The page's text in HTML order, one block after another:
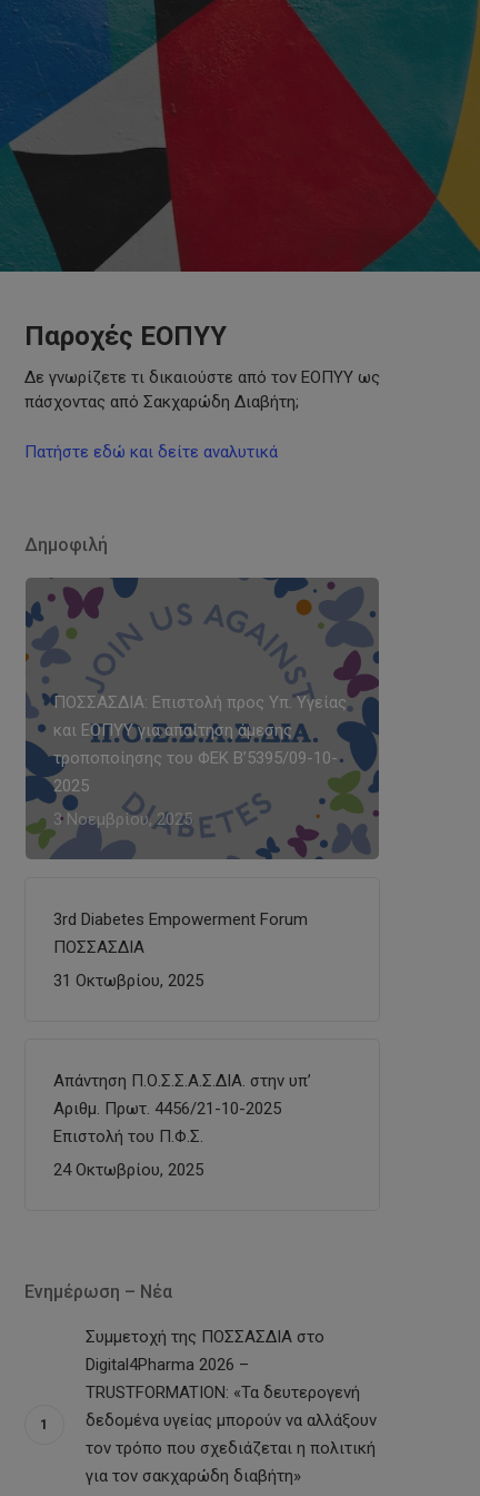
Παροχές ΕΟΠΥΥ
Δε γνωρίζετε τι δικαιούστε από τον ΕΟΠΥΥ ως
πάσχοντας από Σακχαρώδη Διαβήτη;
Πατήστε εδώ και δείτε αναλυτικά
Δημοφιλή
ΠΟΣΣΑΣΔΙΑ: Επιστολή προς Υπ. Υγείας
και ΕΟΠΥΥ για απαίτηση άμεσης
τροποποίησης του ΦΕΚ Β’5395/09-10-
2025
3 Νοεμβρίου, 2025
3rd Diabetes Empowerment Forum
ΠΟΣΣΑΣΔΙΑ
31 Οκτωβρίου, 2025
Απάντηση Π.Ο.Σ.Σ.Α.Σ.ΔΙΑ. στην υπ’
Αριθμ. Πρωτ. 4456/21-10-2025
Επιστολή του Π.Φ.Σ.
24 Οκτωβρίου, 2025
Ενημέρωση – Νέα
Συμμετοχή της ΠΟΣΣΑΣΔΙΑ στο
Digital4Pharma 2026 –
TRUSTFORMATION: «Τα δευτερογενή
δεδομένα υγείας μπορούν να αλλάξουν
τον τρόπο που σχεδιάζεται η πολιτική
για τον σακχαρώδη διαβήτη»